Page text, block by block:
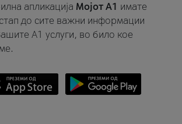
апликација Мојот A1 имате
до сите важни информации
A1 услуги, во било кое